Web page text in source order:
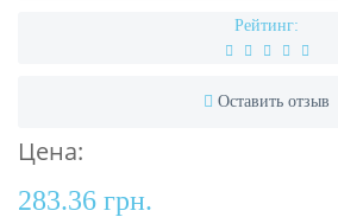
Рейтинг:
Оставить отзыв
Цена:
283.36 грн.